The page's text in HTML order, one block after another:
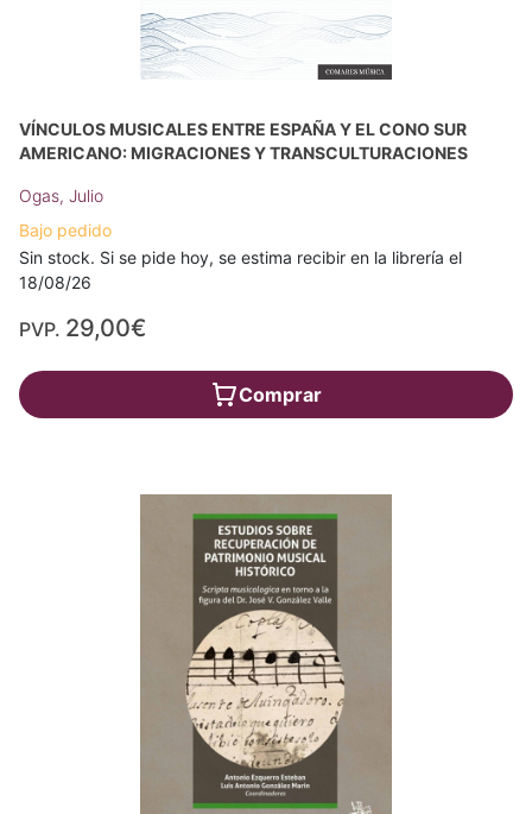
VÍNCULOS MUSICALES ENTRE ESPAÑA Y EL CONO SUR
AMERICANO: MIGRACIONES Y TRANSCULTURACIONES
Ogas, Julio
Bajo pedido
Sin stock. Si se pide hoy, se estima recibir en la librería el
18/08/26
PVP. 29,00€
Comprar